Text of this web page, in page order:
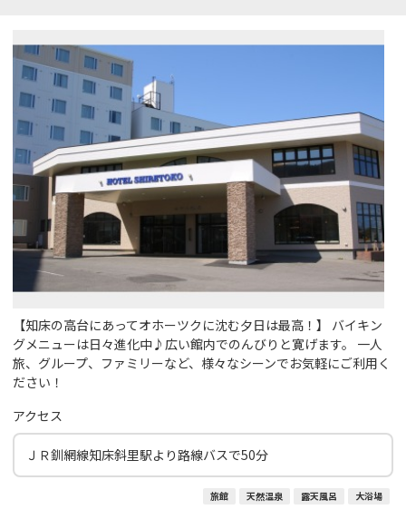
【知床の高台にあってオホーツクに沈む夕日は最高！】 バイキン
グメニューは日々進化中♪広い館内でのんびりと寛げます。 一人
旅、グループ、ファミリーなど、様々なシーンでお気軽にご利用く
ださい！
アクセス
ＪＲ釧網線知床斜里駅より路線バスで50分
旅館 天然温泉 露天風呂 大浴場